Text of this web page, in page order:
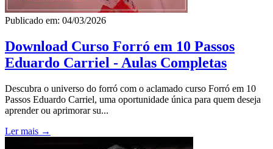
Publicado em: 04/03/2026
Download Curso Forró em 10 Passos
Eduardo Carriel - Aulas Completas
Descubra o universo do forró com o aclamado curso Forró em 10
Passos Eduardo Carriel, uma oportunidade única para quem deseja
aprender ou aprimorar su...
Ler mais →